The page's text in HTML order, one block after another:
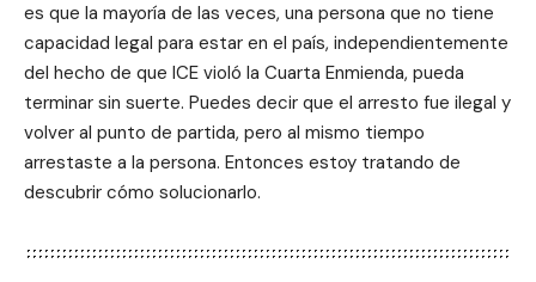
es que la mayoría de las veces, una persona que no tiene
capacidad legal para estar en el país, independientemente
del hecho de que ICE violó la Cuarta Enmienda, pueda
terminar sin suerte. Puedes decir que el arresto fue ilegal y
volver al punto de partida, pero al mismo tiempo
arrestaste a la persona. Entonces estoy tratando de
descubrir cómo solucionarlo.